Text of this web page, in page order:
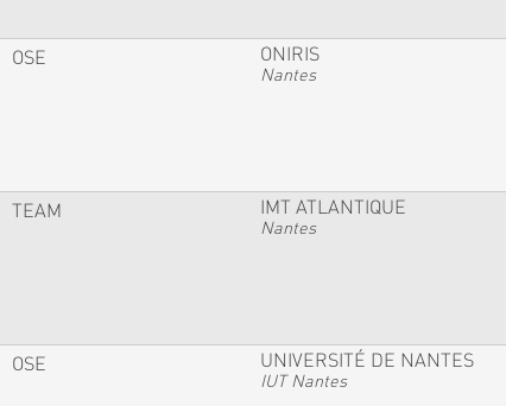
OSE ONIRIS
Nantes
TEAM IMT ATLANTIQUE
Nantes
OSE UNIVERSITÉ DE NANTES
IUT Nantes